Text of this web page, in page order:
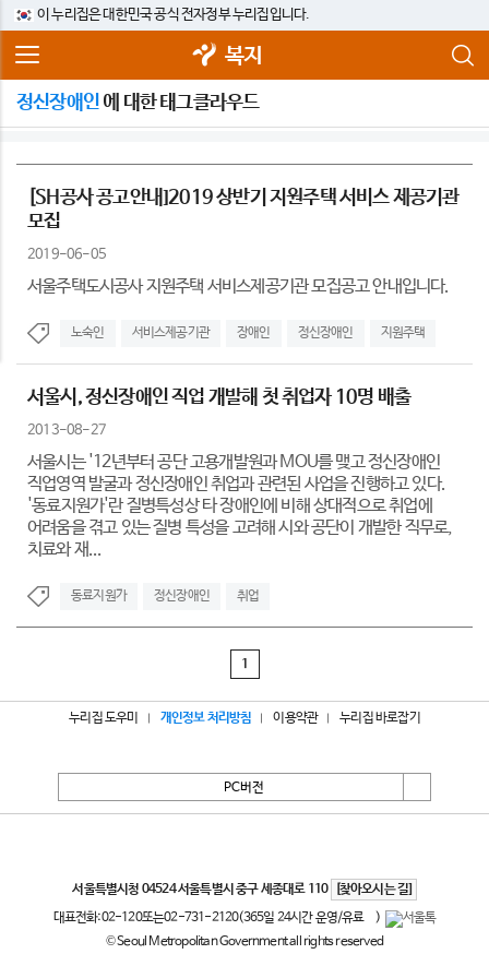
이 누리집은 대한민국 공식 전자정부 누리집입니다.
복지
정신장애인 에 대한 태그클라우드
[SH공사 공고안내]2019 상반기 지원주택 서비스 제공기관
모집
2019-06-05
서울주택도시공사 지원주택 서비스제공기관 모집공고 안내입니다.
노숙인 서비스제공기관 장애인 정신장애인 지원주택
서울시, 정신장애인 직업 개발해 첫 취업자 10명 배출
2013-08-27
서울시는 '12년부터 공단 고용개발원과 MOU를 맺고 정신장애인
직업영역 발굴과 정신장애인 취업과 관련된 사업을 진행하고 있다.
'동료지원가'란 질병특성상 타 장애인에 비해 상대적으로 취업에
어려움을 겪고 있는 질병 특성을 고려해 시와 공단이 개발한 직무로,
치료와 재...
동료지원가 정신장애인 취업
1
누리집 도우미 개인정보 처리방침 이용약관 누리집 바로잡기
PC버전
서울특별시청 04524 서울특별시 중구 세종대로 110
[찾아오시는 길]
대표전화:02-120또는02-731-2120(365일 24시간 운영/유료
)
© Seoul Metropolitan Government all rights reserved